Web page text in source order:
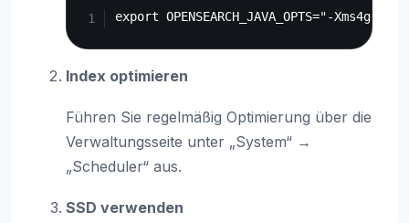
Index optimieren
Führen Sie regelmäßig Optimierung über die
Verwaltungsseite unter „System“ →
„Scheduler“ aus.
SSD verwenden